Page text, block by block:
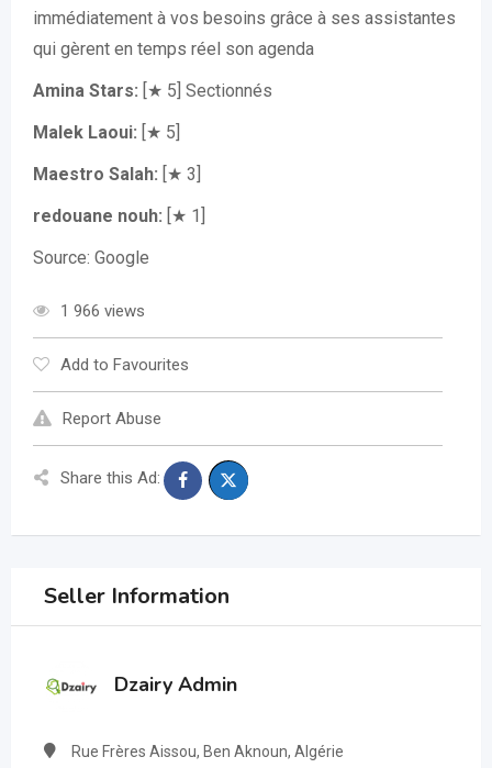
immédiatement à vos besoins grâce à ses assistantes
qui gèrent en temps réel son agenda
Amina Stars: [★ 5] Sectionnés
Malek Laoui: [★ 5]
Maestro Salah: [★ 3]
redouane nouh: [★ 1]
Source: Google
1 966 views
Add to Favourites
Report Abuse
Share this Ad:
Seller Information
Dzairy Admin
Rue Frères Aissou, Ben Aknoun, Algérie